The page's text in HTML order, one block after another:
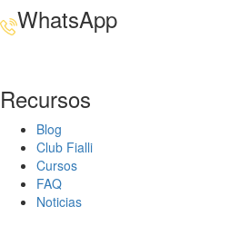
WhatsApp
Recursos
Blog
Club Fialli
Cursos
FAQ
Noticias